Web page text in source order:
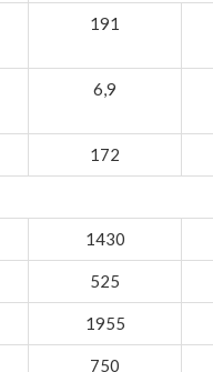
191
6,9
172
1430
525
1955
750